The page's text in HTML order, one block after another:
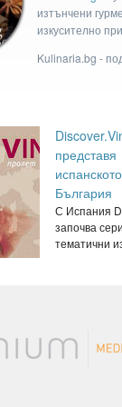
изтънчени
изкусително
Kulinaria.bg -
представя
България
С Испания
започва
тематични